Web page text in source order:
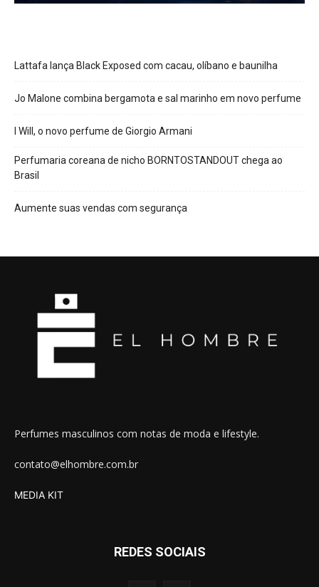
Lattafa lança Black Exposed com cacau, olíbano e baunilha
Jo Malone combina bergamota e sal marinho em novo perfume
I Will, o novo perfume de Giorgio Armani
Perfumaria coreana de nicho BORNTOSTANDOUT chega ao
Brasil
Aumente suas vendas com segurança
Perfumes masculinos com notas de moda e lifestyle.
contato@elhombre.com.br
MEDIA KIT
REDES SOCIAIS